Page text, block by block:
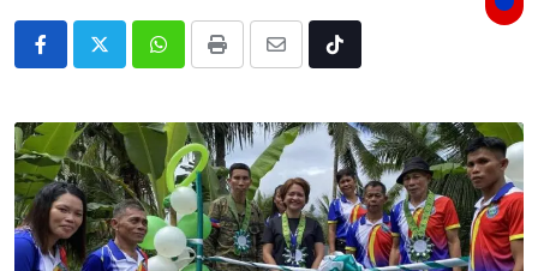
Whatsapp
Print
Share
Email
Tiktok